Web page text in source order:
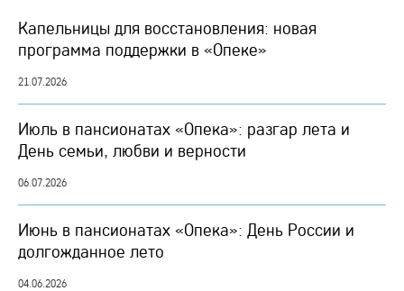
Капельницы для восстановления: новая
программа поддержки в «Опеке»
21.07.2026
Июль в пансионатах «Опека»: разгар лета и
День семьи, любви и верности
06.07.2026
Июнь в пансионатах «Опека»: День России и
долгожданное лето
04.06.2026